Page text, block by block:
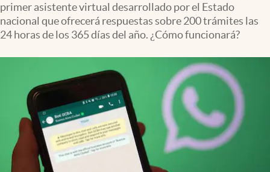
Apertura
Infotechnology
Mundial 2026
Eventos Corporativos
El Cronista Studio
Mediakit
primer asistente virtual desarrollado por el Estado
nacional que ofrecerá respuestas sobre 200 trámites las
24 horas de los 365 días del año. ¿Cómo funcionará?